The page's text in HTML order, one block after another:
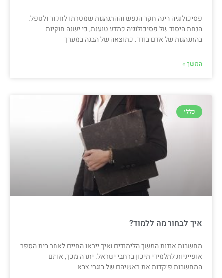
פסיכולוגיה הינה חקר הנפש וההתנהגות שמטרתו לחקור ולטפל.
הנחת היסוד של פסיכולוגיה כמדע טוענת, כי ישנה חוקיות
בהתנהגות של אדם בודד. כתוצאה של הבנה במערך
המשך »
כללי
איך לבחור מה ללמוד?
מחשבות אודות המשך הלימודים ואיך ייראו החיים לאחר בית הספר
אופייניות לתלמידי תיכון ברחבי ישראל. יתרה מכך, אותם
המחשבות פוקדות את ראשיהם של בוגרי צבא